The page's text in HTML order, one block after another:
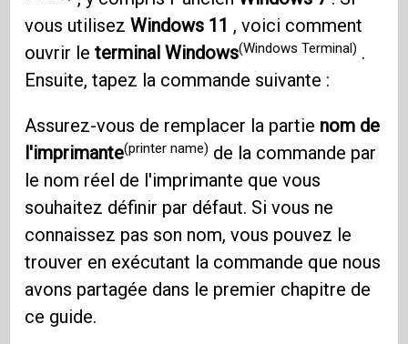
vous utilisezWindows 11 , voici comment
ouvrir leterminal Windows(Windows Terminal) .
Ensuite, tapez la commande suivante :
Assurez-vous de remplacer la partie nom de
l'imprimante(printer name) de la commande par
le nom réel de l'imprimante que vous
souhaitez définir par défaut. Si vous ne
connaissez pas son nom, vous pouvez le
trouver en exécutant la commande que nous
avons partagée dans le premier chapitre de
ce guide.